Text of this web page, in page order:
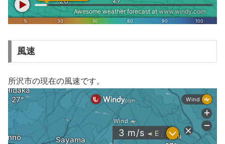
風速
所沢市の現在の風速です。